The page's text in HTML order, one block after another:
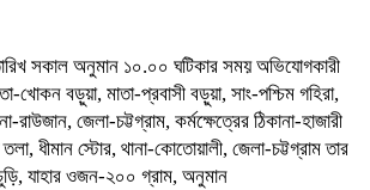
সকাল অনুমান ১০.০০ ঘটিকার সময় অভিযোগকারী
বড়ুয়া, মাতা-প্রবাসী বড়ুয়া, সাং-পশ্চিম গহিরা,
জেলা-চট্টগ্রাম, কর্মক্ষেত্রের ঠিকানা-হাজারী
ধীমান স্টোর, থানা-কোতোয়ালী, জেলা-চট্টগ্রাম তার
চুড়ি, যাহার ওজন-২০০ গ্রাম, অনুমান